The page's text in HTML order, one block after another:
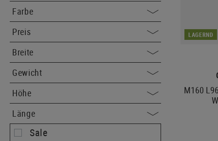
Farbe
Preis
Breite
Gewicht
Höhe
Länge
Sale
LAGERND
M160